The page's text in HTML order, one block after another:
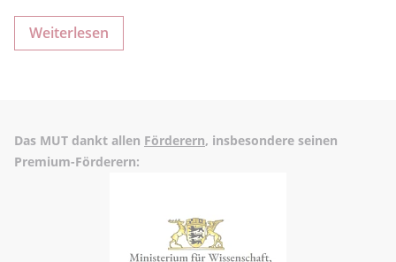
Weiterlesen
Das MUT dankt allen Förderern, insbesondere seinen
Premium-Förderern: